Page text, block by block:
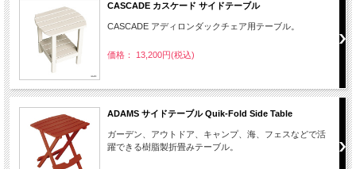
CASCADE カスケード サイドテーブル
CASCADE アディロンダックチェア用テーブル。
価格： 13,200円(税込)
ADAMS サイドテーブル Quik-Fold Side Table
ガーデン、アウトドア、キャンプ、海、フェスなどで活
躍できる樹脂製折畳みテーブル。